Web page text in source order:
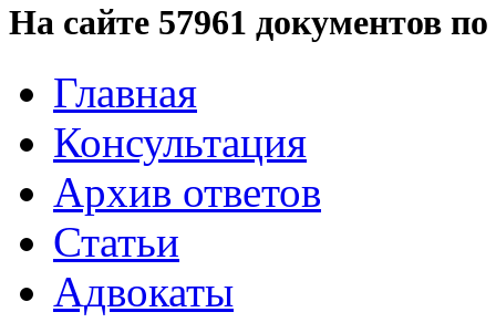
На сайте 57961 документов
Главная
Консультация
Архив ответов
Статьи
Адвокаты